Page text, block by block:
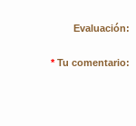
Evaluación:
* Tu comentario: